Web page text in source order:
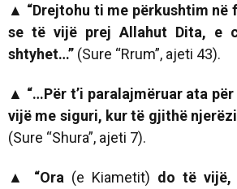
▲ “Drejtohu ti me përkushtim në
se të vijë prej Allahut Dita, e
shtyhet…” (Sure “Rrum”, ajeti 43).
▲ “…Për t’i paralajmëruar ata
vijë me siguri, kur të gjithë
(Sure “Shura”, ajeti 7).
▲ “Ora (e Kiametit) do të vijë,